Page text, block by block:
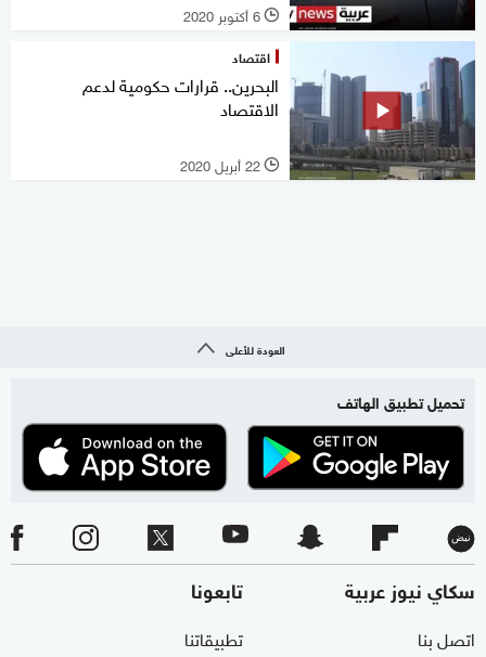
l 6 أكتوبر 2020
اقتصاد
البحرين.. قرارات حكومية لدعم
الاقتصاد
l 22 أبريل 2020
العودة للأعلى
تحميل تطبيق الهاتف
سكاي نيوز عربية
اتصل بنا
تابعونا
تطبيقاتنا